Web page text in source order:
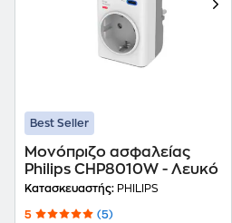
Best Seller
Μονόπριζο ασφαλείας
Philips CHP8010W - Λευκό
Κατασκευαστής: PHILIPS
5 (5)